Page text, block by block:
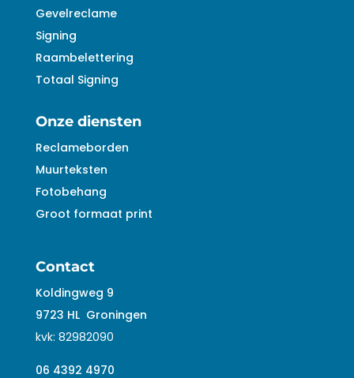
Gevelreclame
Signing
Raambelettering
Totaal Signing
Onze diensten
Reclameborden
Muurteksten
Fotobehang
Groot formaat print
Contact
Koldingweg 9
9723 HL Groningen
kvk: 82982090
06 4392 4970